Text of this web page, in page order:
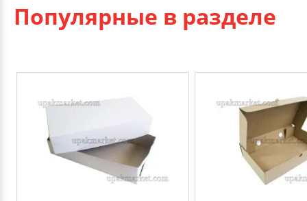
Популярные в разделе